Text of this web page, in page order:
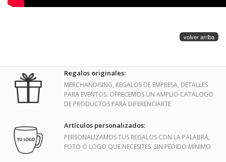
volver arriba
Regalos originales:
MERCHANDISING, REGALOS DE EMPRESA, DETALLES
PARA EVENTOS. OFRECEMOS UN AMPLIO CATÁLOGO
DE PRODUCTOS PARA DIFERENCIARTE
Artículos personalizados:
PERSONALIZAMOS TUS REGALOS CON LA PALABRA,
FOTO O LOGO QUE NECESITES. SIN PEDIDO MÍNIMO